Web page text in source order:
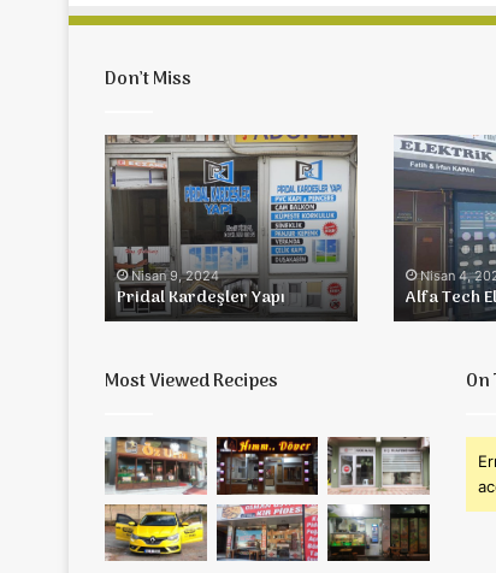
Don’t Miss
Pridal
Kardeşler
Nisan 9, 2024
Pridal Kardeşler Yapı
Alfa
Tech
Elektrik
Nisan 4,
Alfa Tech
Most Viewed Recipes